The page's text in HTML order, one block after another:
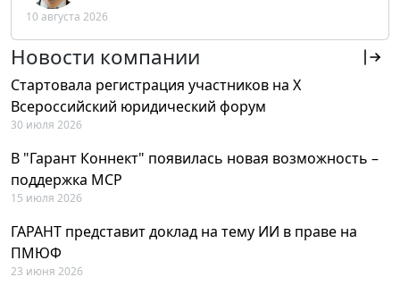
РФ
10 августа 2026
Новости компании
Стартовала регистрация участников на X
Всероссийский юридический форум
30 июля 2026
В "Гарант Коннект" появилась новая возможность –
поддержка MCP
15 июля 2026
ГАРАНТ представит доклад на тему ИИ в праве на
ПМЮФ
23 июня 2026